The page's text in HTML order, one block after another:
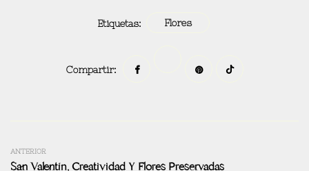
Etiquetas: Flores
Compartir:
ANTERIOR
San Valentín, Creatividad Y Flores Preservadas